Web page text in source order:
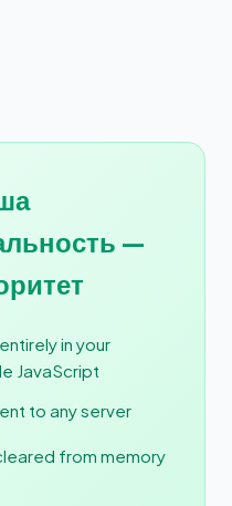
—
in your
JavaScript
to any server
from memory